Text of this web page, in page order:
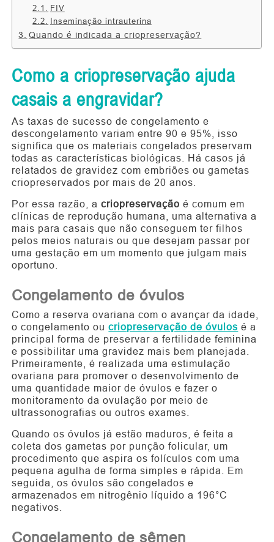
FIV
Inseminação intrauterina
Quando é indicada a criopreservação?
Como a criopreservação ajuda
casais a engravidar?
As taxas de sucesso de congelamento e
descongelamento variam entre 90 e 95%, isso
significa que os materiais congelados preservam
todas as características biológicas. Há casos já
relatados de gravidez com embriões ou gametas
criopreservados por mais de 20 anos.
Por essa razão, acriopreservação é comum em
clínicas de reprodução humana, uma alternativa a
mais para casais que não conseguem ter filhos
pelos meios naturais ou que desejam passar por
uma gestação em um momento que julgam mais
oportuno.
Congelamento de óvulos
Como a reserva ovariana com o avançar da idade,
o congelamento oucriopreservação de óvulos é a
principal forma de preservar a fertilidade feminina
e possibilitar uma gravidez mais bem planejada.
Primeiramente, é realizada uma estimulação
ovariana para promover o desenvolvimento de
uma quantidade maior de óvulos e fazer o
monitoramento da ovulação por meio de
ultrassonografias ou outros exames.
Quando os óvulos já estão maduros, é feita a
coleta dos gametas por punção folicular, um
procedimento que aspira os folículos com uma
pequena agulha de forma simples e rápida. Em
seguida, os óvulos são congelados e
armazenados em nitrogênio líquido a 196°C
negativos.
Congelamento de sêmen